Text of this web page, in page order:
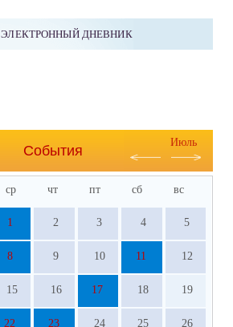
ЭЛЕКТРОННЫЙ ДНЕВНИК
События
Июль
ср чт пт сб вс
1 2 3 4 5
8 9 10 11 12
15 16 17 18 19
22 23 24 25 26